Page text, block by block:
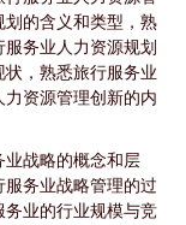
的含义和类型，熟
务业人力资源规划
，熟悉旅行服务业
力资源管理创新的内
业战略的概念和层
务业战略管理的过
业的行业规模与竞